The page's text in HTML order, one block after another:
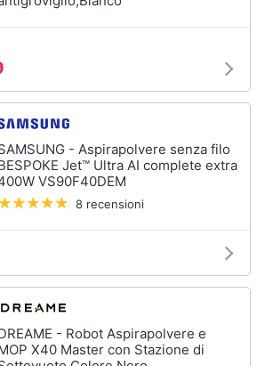
- Aspirapolvere senza filo
Jet™ Ultra AI complete extra
VS90F40DEM
8 recensioni
- Robot Aspirapolvere e
X40 Master con Stazione di